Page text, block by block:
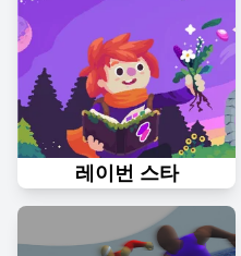
레이번 스타